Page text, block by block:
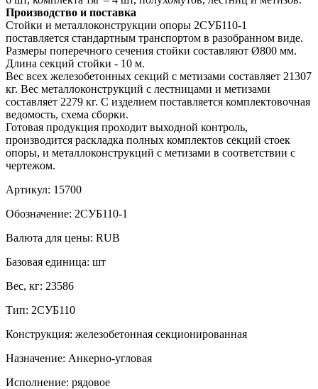
Производство и поставка
Стойки и металлоконструкции опоры 2СУБ110-1
поставляется стандартным транспортом в разобранном виде.
Размеры поперечного сечения стойки составляют Ø800 мм.
Длина секций стойки - 10 м.
Вес всех железобетонных секций с метизами составляет 21307
кг. Вес металлоконструкций с лестницами и метизами
составляет 2279 кг. С изделием поставляется комплектовочная
ведомость, схема сборки.
Готовая продукция проходит выходной контроль,
производится раскладка полных комплектов секций стоек
опоры, и металлоконструкций с метизами в соответствии с
чертежом.
Артикул: 15700
Обозначение: 2СУБ110-1
Валюта для цены: RUB
Базовая единица: шт
Вес, кг: 23586
Тип: 2СУБ110
Конструкция: железобетонная секционированная
Назначение: Анкерно-угловая
Исполнение: рядовое